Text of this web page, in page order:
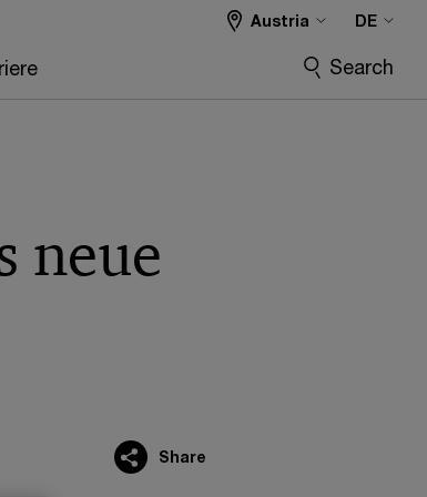
Austria DE
Search
neue
Share